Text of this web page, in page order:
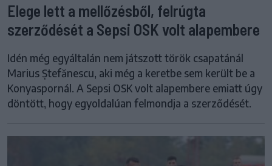
Elege lett a mellőzésből, felrúgta
szerződését a Sepsi OSK volt alapembere
Idén még egyáltalán nem játszott török csapatánál
Marius Ștefănescu, aki még a keretbe sem került be a
Konyaspornál. A Sepsi OSK volt alapembere emiatt úgy
döntött, hogy egyoldalúan felmondja a szerződését.